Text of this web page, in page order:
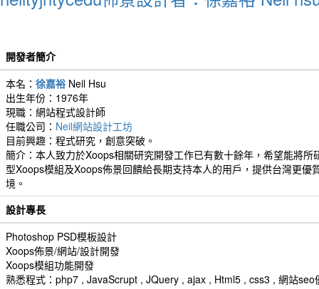
開發者簡介
本名： 徐嘉裕 Neil Hsu
出生年份：1976年
現職：網站程式設計師
任職公司： Neil網站設計工坊
目前興趣：程式研究，創意突破。
簡介：本人致力於Xoops相關研究開發工作已有數十餘年，希望能將所
型Xoops模組及Xoops佈景回饋給長期支持本人的用戶，提供台灣更優
境。
設計專長
Photoshop PSD模板設計
Xoops佈景/網站/設計開發
Xoops模組功能開發
熟悉程式：php7 , JavaScrupt , JQuery , ajax , Html5 , css3 , 網站seo